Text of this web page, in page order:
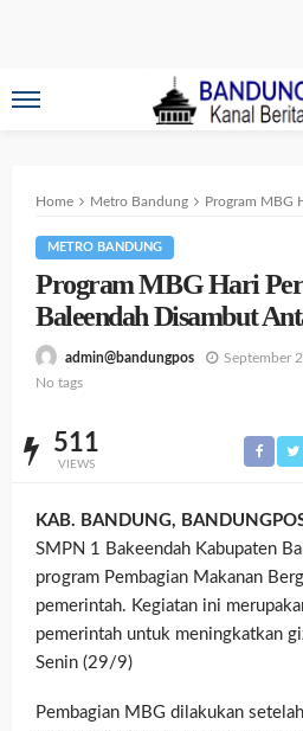
Home Metro Bandung Program MBG Hari Pertama
METRO BANDUNG
Program MBG Hari
Baleendah Disambut
admin@bandungpos September
No tags
511
VIEWS
KAB. BANDUNG,
SMPN 1 Bakeendah Kabupaten
program Pembagian Makanan
pemerintah. Kegiatan ini
pemerintah untuk meningkatkan
Senin (29/9)
Pembagian MBG dilakukan